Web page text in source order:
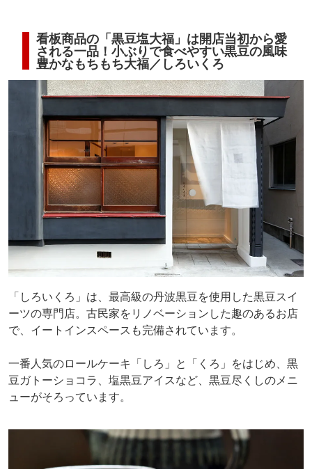
看板商品の「黒豆塩大福」は開店当初から愛
される一品！小ぶりで食べやすい黒豆の風味
豊かなもちもち大福／しろいくろ
「しろいくろ」は、最高級の丹波黒豆を使用した黒豆スイ
ーツの専門店。古民家をリノベーションした趣のあるお店
で、イートインスペースも完備されています。
一番人気のロールケーキ「しろ」と「くろ」をはじめ、黒
豆ガトーショコラ、塩黒豆アイスなど、黒豆尽くしのメニ
ューがそろっています。